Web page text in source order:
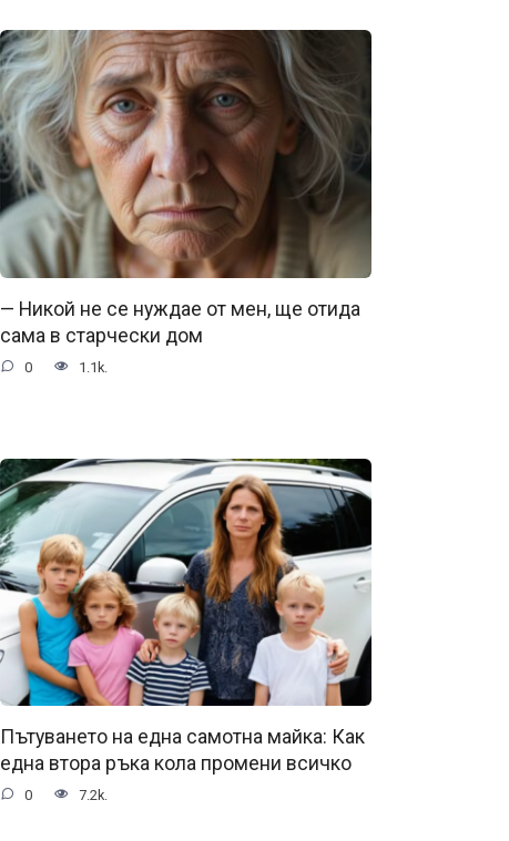
— Никой не се нуждае от мен, ще отида
сама в старчески дом
0 1.1k.
Пътуването на една самотна майка: Как
една втора ръка кола промени всичко
0 7.2k.